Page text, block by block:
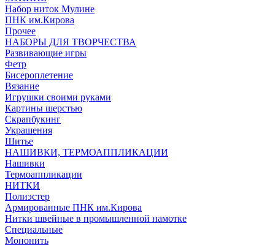
Набор ниток Мулине
ПНК им.Кирова
Прочее
НАБОРЫ ДЛЯ ТВОРЧЕСТВА
Развивающие игры
Фетр
Бисероплетение
Вязание
Игрушки своими руками
Картины шерстью
Скрапбукинг
Украшения
Шитье
НАШИВКИ, ТЕРМОАППЛИКАЦИИ
Нашивки
Термоаппликации
НИТКИ
Полиэстер
Армированные ПНК им.Кирова
Нитки швейные в промышленной намотке
Специальные
Мононить